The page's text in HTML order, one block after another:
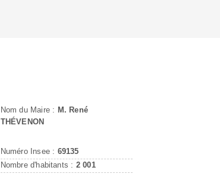
Nom du Maire : M. René
THÉVENON
Numéro Insee : 69135
Nombre d'habitants : 2 001